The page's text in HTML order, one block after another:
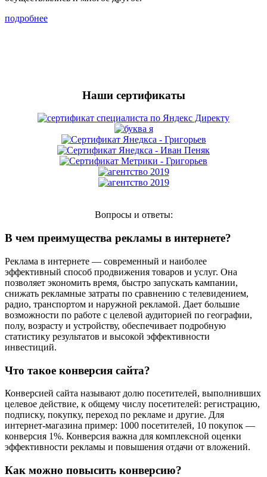
подробнее
Наши сертификаты
Вопросы и ответы:
В чем преимущества рекламы в интернете?
Реклама в интернете — современный и наиболее
эффективный способ продвижения товаров и услуг. Она
позволяет экономить время, быстро запускать кампании,
снижать рекламные затраты по сравнению с телевидением,
радио, транспортом и наружной рекламой. Дает большие
возможности по работе с целевой аудиторией по географии,
полу, возрасту и устройству, обеспечивает подробную
статистику результатов и высокой эффективности
инвестиций.
Что такое конверсия сайта?
Конверсией сайта называют долю посетителей, выполнивших
целевое действие, к общему числу посетителей: регистрацию,
подписку, покупку, переход по рекламе и другие. Для
интернет-магазина пример: 1000 посетителей, 10 покупок —
конверсия 1%. Конверсия важна для комплексной оценки
эффективности рекламы и повышения отдачи от вложений.
Как можно повысить конверсию?